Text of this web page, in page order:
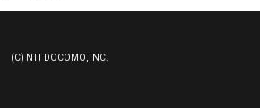
(C) NTT DOCOMO, INC.